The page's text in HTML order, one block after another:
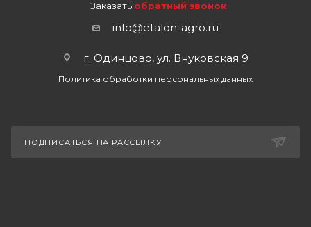
Заказать обратный звонок
info@etalon-agro.ru
г. Одинцово, ул. Внуковская 9
Политика обработки персональных данных
ПОДПИСАТЬСЯ НА РАССЫЛКУ